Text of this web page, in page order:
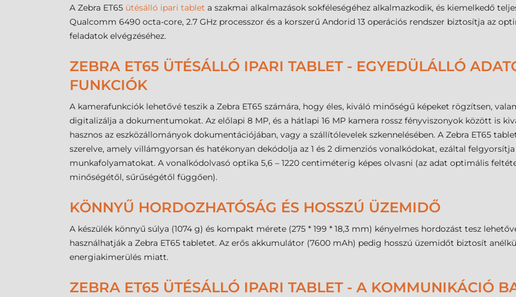
A Zebra ET65 ütésálló ipari tablet a szakmai alkalmazások sokféleségéhez alkalmazkodik, és kiemelkedő
Qualcomm 6490 octa-core, 2.7 GHz processzor és a korszerű Andorid 13 operációs rendszer biztosítja az
feladatok elvégzéséhez.
ZEBRA ET65 ÜTÉSÁLLÓ IPARI TABLET - EGYEDÜLÁLLÓ
FUNKCIÓK
A kamerafunkciók lehetővé teszik a Zebra ET65 számára, hogy éles, kiváló minőségű képeket rögzítsen,
digitalizálja a dokumentumokat. Az előlapi 8 MP, és a hátlapi 16 MP kamera rossz fényviszonyok között is
hasznos az eszközállományok dokumentációjában, vagy a szállítólevelek szkennelésében. A Zebra ET65
szerelve, amely villámgyorsan és hatékonyan dekódolja az 1 és 2 dimenziós vonalkódokat, ezáltal
munkafolyamatokat. A vonalkódolvasó optika 5,6 – 1220 centiméterig képes olvasni (az adat optimális
minőségétől, sűrűségétől függően).
KÖNNYŰ HORDOZHATÓSÁG ÉS HOSSZÚ ÜZEMIDŐ
A készülék könnyű súlya (1074 g) és kompakt mérete (275 * 199 * 18,3 mm) kényelmes hordozást tesz
használhatják a Zebra ET65 tabletet. Az erős akkumulátor (7600 mAh) pedig hosszú üzemidőt biztosít
energiakimerülés miatt.
ZEBRA ET65 ÜTÉSÁLLÓ IPARI TABLET - A KOMMUNIKÁCIÓ